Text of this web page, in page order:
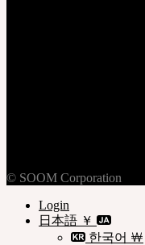
© SOOM Corporation
Login
日本語 ￥
한국어 ￦